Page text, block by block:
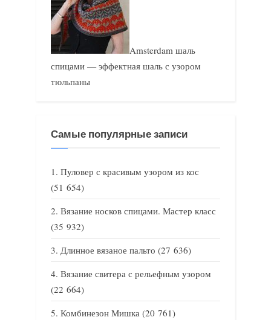
Amsterdam шаль
спицами — эффектная шаль с узором
тюльпаны
Самые популярные записи
Пуловер с красивым узором из кос
(51 654)
Вязание носков спицами. Мастер класс
(35 932)
Длинное вязаное пальто (27 636)
Вязание свитера с рельефным узором
(22 664)
Комбинезон Мишка (20 761)